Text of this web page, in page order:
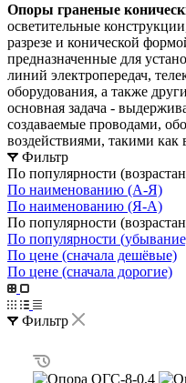
Опоры граненые
осветительные
разрезе и конической
предназначенные для
линий электропередач,
оборудования, а также
основная задача -
создаваемые проводами,
воздействиями, такими как
Фильтр
По популярности
По наименованию (А-Я)
По наименованию (Я-А)
По популярности
По популярности
По цене (сначала дешёвые)
По цене (сначала дорогие)
Фильтр